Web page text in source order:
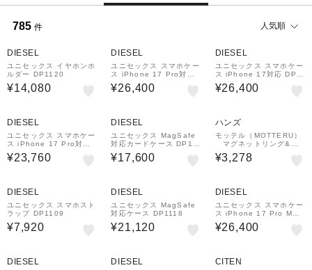
785 件 人気順
DIESEL
ユニセックス イヤホンホ
ルダー DP1120
¥14,080
DIESEL
ユニセックス スマホケー
ス iPhone 17 Pro対応
DP1092
¥26,400
DIESEL
ユニセックス スマホケー
ス iPhone 17対応 DP1
091
¥26,400
DIESEL
ユニセックス スマホケー
ス iPhone 17 Pro対応
DP1113
¥23,760
DIESEL
ユニセックス MagSafe
対応カードケース DP11
00
¥17,600
ハンズ
モッテル（MOTTERU）
マグネットリング&ス
タンド 両面マグネッ
ト MOT－SRING09－
¥3,278
DIESEL
ユニセックス スマホスト
ラップ DP1109
¥7,920
DIESEL
ユニセックス MagSafe
対応ケース DP1118
¥21,120
DIESEL
ユニセックス スマホケー
ス iPhone 17 Pro Max
対応 DP1093
¥26,400
DIESEL DIESEL CITEN